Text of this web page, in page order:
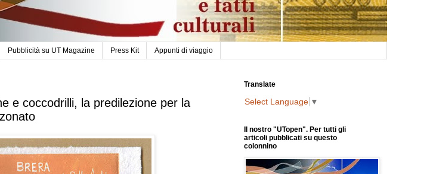
Pubblicità su UT Magazine Press Kit Appunti di viaggio
e coccodrilli, la predilezione per la
Translate
Select Language ▼
Il nostro "UTopen". Per tutti gli
articoli pubblicati su questo
colonnino